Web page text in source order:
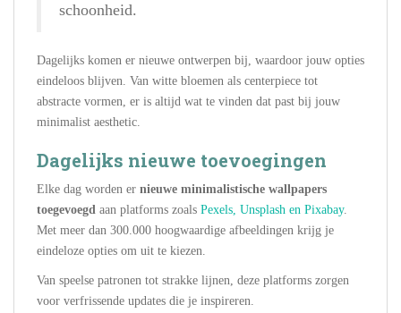
schoonheid.
Dagelijks komen er nieuwe ontwerpen bij, waardoor jouw opties
eindeloos blijven. Van witte bloemen als centerpiece tot
abstracte vormen, er is altijd wat te vinden dat past bij jouw
minimalist aesthetic.
Dagelijks nieuwe toevoegingen
Elke dag worden er nieuwe minimalistische wallpapers
toegevoegd aan platforms zoals Pexels, Unsplash en Pixabay.
Met meer dan 300.000 hoogwaardige afbeeldingen krijg je
eindeloze opties om uit te kiezen.
Van speelse patronen tot strakke lijnen, deze platforms zorgen
voor verfrissende updates die je inspireren.